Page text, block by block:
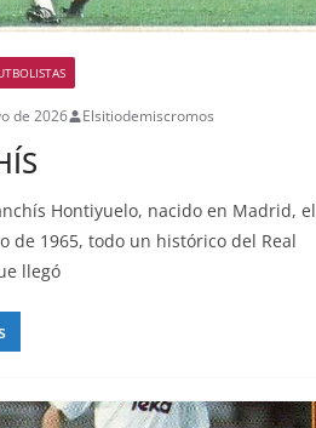
de 2026 Elsitiodemiscromos
Hontiyuelo, nacido en Madrid, el
de 1965, todo un histórico del Real
llegó